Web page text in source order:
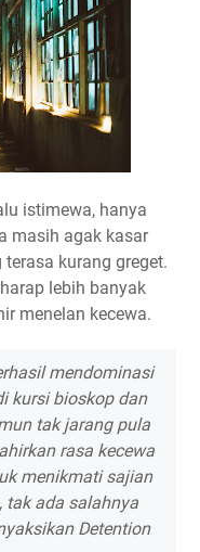
istimewa, hanya
masih agak kasar
kurang greget.
lebih banyak
menelan kecewa.
mendominasi
kursi bioskop dan
tak jarang pula
rasa kecewa
menikmati sajian
tak ada salahnya
Detention